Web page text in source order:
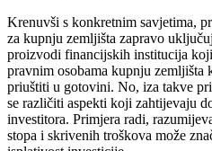
Krenuvši s konkretnim savjetima,
za kupnju zemljišta zapravo
proizvodi financijskih institucija
pravnim osobama kupnju zemljišta
priuštiti u gotovini. No, iza takve
se različiti aspekti koji zahtijevaju
investitora. Primjera radi,
stopa i skrivenih troškova može